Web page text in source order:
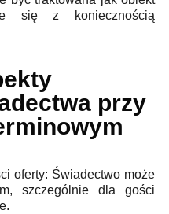
się z koniecznością
przy
oferty: Świadectwo może
szczególnie dla gości